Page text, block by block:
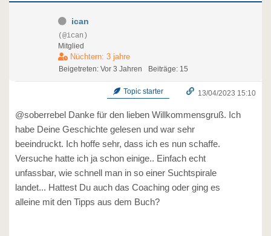
ican
(@ican)
Mitglied
Nüchtern: 3 jahre
Beigetreten: Vor 3 Jahren Beiträge: 15
Topic starter 13/04/2023 15:10
@soberrebel Danke für den lieben Willkommensgruß. Ich
habe Deine Geschichte gelesen und war sehr
beeindruckt. Ich hoffe sehr, dass ich es nun schaffe.
Versuche hatte ich ja schon einige.. Einfach echt
unfassbar, wie schnell man in so einer Suchtspirale
landet... Hattest Du auch das Coaching oder ging es
alleine mit den Tipps aus dem Buch?